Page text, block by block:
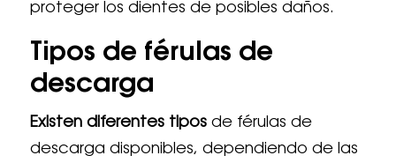
proteger los dientes de posibles daños.
Tipos de férulas de
descarga
Existen diferentes tiposde férulas de
descarga disponibles, dependiendo de las